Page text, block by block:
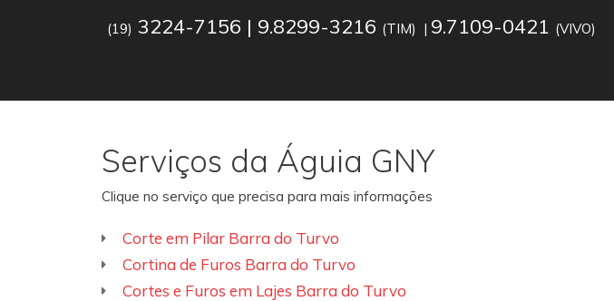
(19) 3224-7156 | 9.8299-3216 (TIM) | 9.7109-0421 (VIVO)
Serviços da Águia GNY
Clique no serviço que precisa para mais informações
Corte em Pilar Barra do Turvo
Cortina de Furos Barra do Turvo
Cortes e Furos em Lajes Barra do Turvo